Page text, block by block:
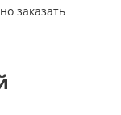
заказать